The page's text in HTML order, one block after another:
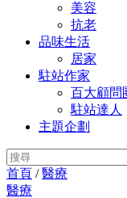
美容
抗老
品味生活
居家
駐站作家
百大顧問
駐站達人
主題企劃
首頁 /醫療
醫療